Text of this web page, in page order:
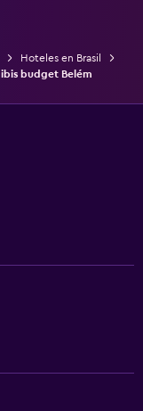
Hoteles en Brasil
ibis budget Belém